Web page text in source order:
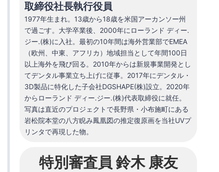
取締役社長執行役員
1977年生まれ。13歳から18歳を米国アーカンソー州
で過ごす。大学卒業後、2000年にローランド ディー.
ジー.(株)に入社。最初の10年間は海外営業部でEMEA
（欧州、中東、アフリカ）地域担当として年間100日
以上海外を飛び回る。2010年からは新規事業開発とし
てデンタル事業立ち上げに従事。2017年にデンタル・
3D製品に特化した子会社DGSHAPE(株)設立。2020年
からローランド ディー.ジー.(株)代表取締役に就任。
写真は直近のプロジェクトで長野県・小布施町にある
岩松院本堂の八方睨み鳳凰図の推定復原画を当社UVプ
リンタで再現した物。
特別審査員 鈴木 康友